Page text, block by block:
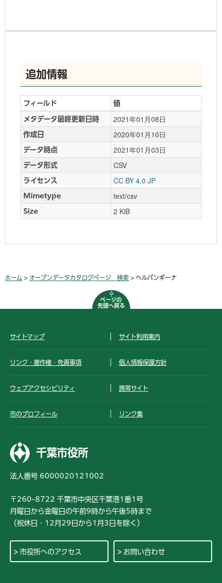
追加情報
フィールド 値
メタデータ最終更新日時 2021年01月08日
作成日 2020年01月10日
データ時点 2021年01月03日
データ形式 CSV
ライセンス CC BY 4.0 JP
Mimetype text/csv
Size 2 KiB
ホーム > オープンデータカタログページ 検索 > ヘルパンギーナ
ページの
先頭へ戻る
サイトマップ サイト利用案内
リンク・著作権・免責事項 個人情報保護方針
ウェブアクセシビリティ 携帯サイト
市のプロフィール リンク集
千葉市役所
法人番号 6000020121002
〒260-8722 千葉市中央区千葉港1番1号
月曜日から金曜日の午前9時から午後5時まで
（祝休日・12月29日から1月3日を除く）
市役所へのアクセス お問い合わせ